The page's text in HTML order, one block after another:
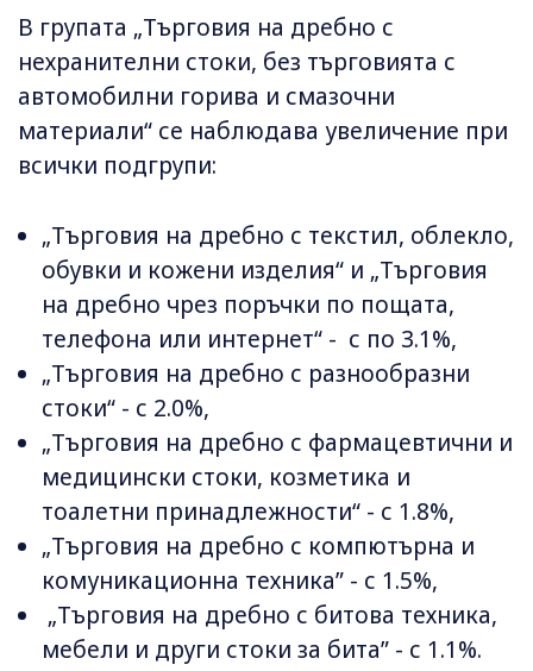
В групата „Търговия на дребно с
нехранителни стоки, без търговията с
автомобилни горива и смазочни
материали“ се наблюдава увеличение при
всички подгрупи:
„Търговия на дребно с текстил, облекло,
обувки и кожени изделия“ и „Търговия
на дребно чрез поръчки по пощата,
телефона или интернет“ - с по 3.1%,
„Търговия на дребно с разнообразни
стоки“ - с 2.0%,
„Търговия на дребно с фармацевтични и
медицински стоки, козметика и
тоалетни принадлежности“ - с 1.8%,
„Търговия на дребно с компютърна и
комуникационна техника” - с 1.5%,
„Търговия на дребно с битова техника,
мебели и други стоки за бита” - с 1.1%.